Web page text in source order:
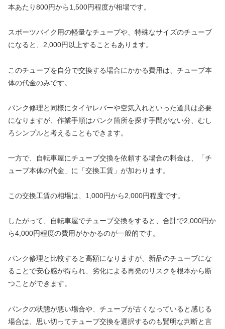
本あたり800円から1,500円程度が相場です。
スポーツバイク用の軽量なチューブや、特殊なサイズのチューブ
になると、2,000円以上することもあります。
このチューブを自分で交換する場合にかかる費用は、チューブ本
体の代金のみです。
パンク修理と同様にタイヤレバーや空気入れといった道具は必要
になりますが、作業手順はパンク箇所を探す手間がない分、むし
ろシンプルと考えることもできます。
一方で、自転車屋にチューブ交換を依頼する場合の料金は、「チ
ューブ本体の代金」に「交換工賃」が加わります。
この交換工賃の相場は、1,000円から2,000円程度です。
したがって、自転車屋でチューブ交換をすると、合計で2,000円か
ら4,000円程度の費用がかかるのが一般的です。
パンク修理と比較すると高額になりますが、新品のチューブにな
ることで安心感が得られ、劣化による再発のリスクを根本から断
つことができます。
パンクの状態が悪い場合や、チューブが古くなっていると感じる
場合は、思い切ってチューブ交換を選択するのも賢明な判断と言